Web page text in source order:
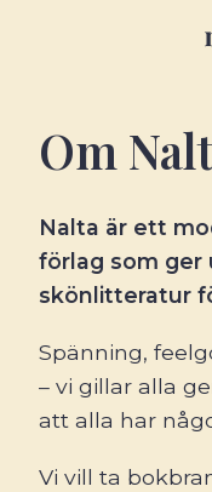
Om
Nalta är ett
förlag som ger
skönlitteratur
Spänning,
– vi gillar alla
att alla har
Vi vill ta